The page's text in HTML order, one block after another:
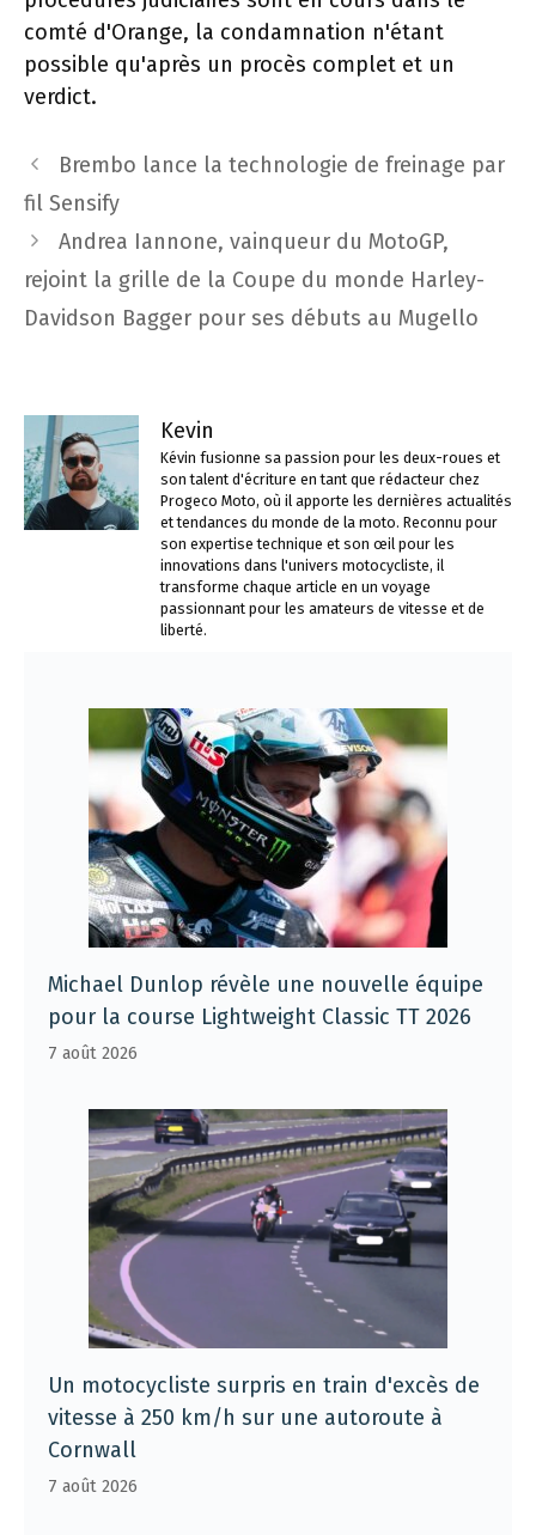
comté d'Orange, la condamnation n'étant
possible qu'après un procès complet et un
verdict.
Navigation
des
Brembo lance la technologie de freinage par
fil Sensify
Andrea Iannone, vainqueur du MotoGP,
rejoint la grille de la Coupe du monde Harley-
Davidson Bagger pour ses débuts au Mugello
Kevin
Kévin fusionne sa passion pour les deux-roues et
son talent d'écriture en tant que rédacteur chez
Progeco Moto, où il apporte les dernières actualités
et tendances du monde de la moto. Reconnu pour
son expertise technique et son œil pour les
innovations dans l'univers motocycliste, il
transforme chaque article en un voyage
passionnant pour les amateurs de vitesse et de
liberté.
Michael Dunlop révèle une nouvelle équipe
pour la course Lightweight Classic TT 2026
7 août 2026
Un motocycliste surpris en train d'excès de
vitesse à 250 km/h sur une autoroute à
Cornwall
7 août 2026